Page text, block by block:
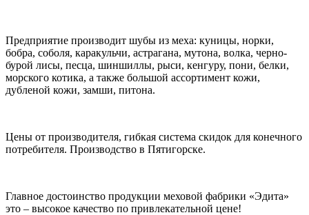
Предприятие производит шубы из меха: куницы, норки,
бобра, соболя, каракульчи, астрагана, мутона, волка, черно-
бурой лисы, песца, шиншиллы, рыси, кенгуру, пони, белки,
морского котика, а также большой ассортимент кожи,
дубленой кожи, замши, питона.
Цены от производителя, гибкая система скидок для конечного
потребителя. Производство в Пятигорске.
Главное достоинство продукции меховой фабрики «Эдита»
это – высокое качество по привлекательной цене!